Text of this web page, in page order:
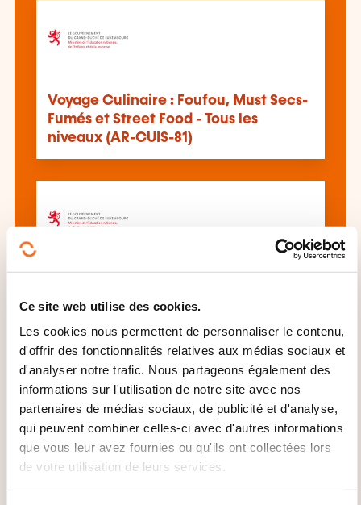
Ce site web utilise des cookies.
Les cookies nous permettent de personnaliser le contenu,
d'offrir des fonctionnalités relatives aux médias sociaux et
d'analyser notre trafic. Nous partageons également des
informations sur l'utilisation de notre site avec nos
partenaires de médias sociaux, de publicité et d'analyse,
qui peuvent combiner celles-ci avec d'autres informations
que vous leur avez fournies ou qu'ils ont collectées lors
de votre utilisation de leurs services.
Voyage Culinaire : Foufou, Must Secs-
Fumés et Street Food - Tous les
niveaux (AR-CUIS-81)
Essentielles et Recettes du Quotidien -
Voir toutes les formations
Ces autres formations pourrait aussi vous
intéresser: